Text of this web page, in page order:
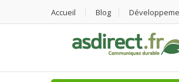
Accueil Blog